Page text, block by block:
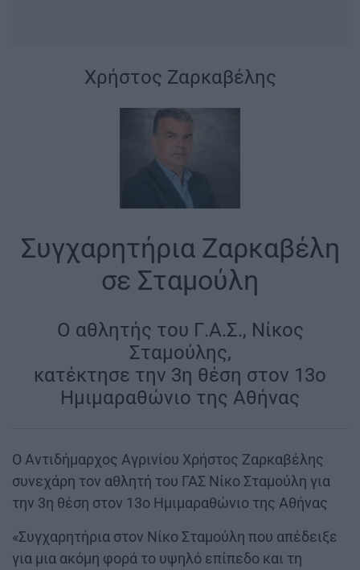
Χρήστος Ζαρκαβέλης
Συγχαρητήρια Ζαρκαβέλη
σε Σταμούλη
Ο αθλητής του Γ.Α.Σ., Νίκος
Σταμούλης,
κατέκτησε την 3η θέση στον 13ο
Ημιμαραθώνιο της Αθήνας
Ο Αντιδήμαρχος Αγρινίου Χρήστος Ζαρκαβέλης
συνεχάρη τον αθλητή του ΓΑΣ Νίκο Σταμούλη για
την 3η θέση στον 13ο Ημιμαραθώνιο της Αθήνας
«Συγχαρητήρια στον Νίκο Σταμούλη που απέδειξε
για μια ακόμη φορά το υψηλό επίπεδο και τη